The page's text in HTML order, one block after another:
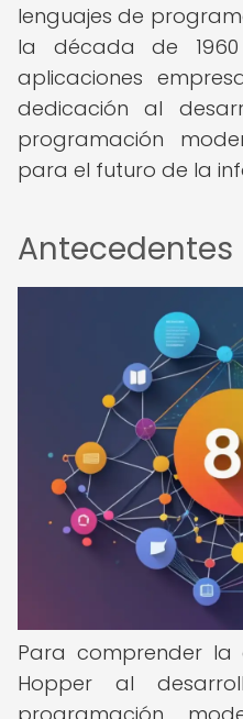
lenguajes de
la década de
aplicaciones
dedicación al
programación
para el futuro de la
Antecedentes
Para comprender la
Hopper al